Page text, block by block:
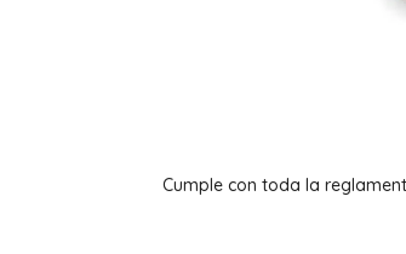
Cumple con toda la